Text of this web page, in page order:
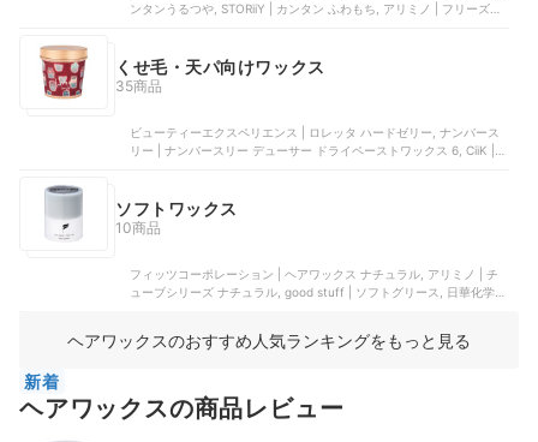
ンタンうるつや, STORiiY | カンタン ふわもち, アリミノ | フリーズキ
くせ毛・天パ向けワックス
35商品
ビューティーエクスペリエンス | ロレッタ ハードゼリー, ナンバース
リー | ナンバースリー デューサー ドライペーストワックス 6, CiiK |
ソフトワックス
10商品
フィッツコーポレーション | ヘアワックス ナチュラル, アリミノ | チ
ューブシリーズ ナチュラル, good stuff | ソフトグリース, 日華化学 |
ヘアワックスのおすすめ人気ランキングをもっと見る
新着
ヘアワックスの商品レビュー